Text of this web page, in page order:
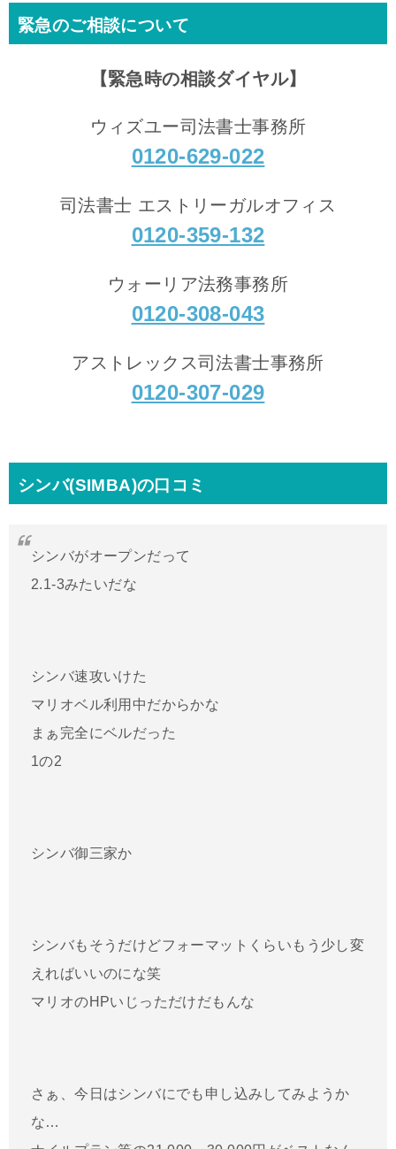
緊急のご相談について
【緊急時の相談ダイヤル】
ウィズユー司法書士事務所
0120-629-022
司法書士 エストリーガルオフィス
0120-359-132
ウォーリア法務事務所
0120-308-043
アストレックス司法書士事務所
0120-307-029
シンバ(SIMBA)の口コミ
シンバがオープンだって
2.1-3みたいだな
シンバ速攻いけた
マリオベル利用中だからかな
まぁ完全にベルだった
1の2
シンバ御三家か
シンバもそうだけどフォーマットくらいもう少し変
えればいいのにな笑
マリオのHPいじっただけだもんな
さぁ、今日はシンバにでも申し込みしてみようか
な…